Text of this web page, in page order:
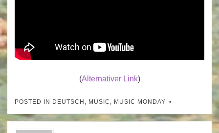
(Alternativer Link)
POSTED IN DEUTSCH , MUSIC , MUSIC MONDAY